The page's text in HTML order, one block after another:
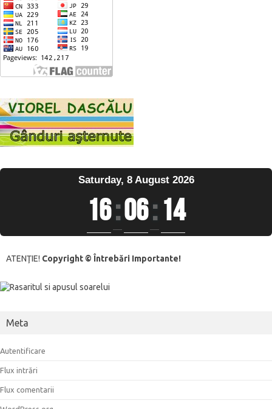
Saturday, 8 August 2026
16:06:14
ATENŢIE! Copyright © Întrebări Importante!
Meta
Autentificare
Flux intrări
Flux comentarii